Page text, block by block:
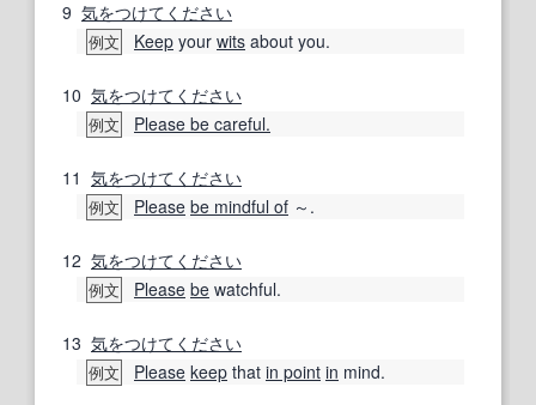
9 気をつけてください
例文 Keep your wits about you.
10 気をつけてください
例文 Please be careful.
11 気をつけてください
例文 Please be mindful of ～.
12 気をつけてください
例文 Please be watchful.
13 気をつけてください
例文 Please keep that in point in mind.